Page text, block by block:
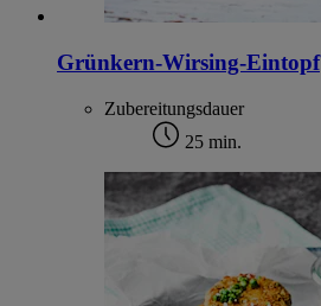
Grünkern-Wirsing-Eintopf
Zubereitungsdauer
25 min.